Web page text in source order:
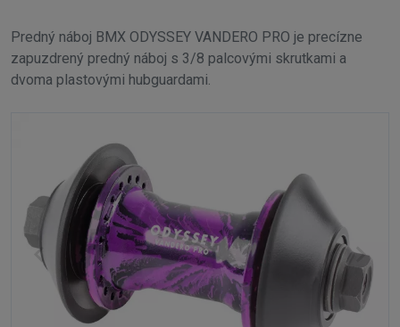
Predný náboj BMX ODYSSEY VANDERO PRO je precízne
zapuzdrený predný náboj s 3/8 palcovými skrutkami a
dvoma plastovými hubguardami.